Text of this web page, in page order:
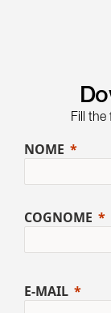
Fill the
NOME
COGNOME
E-MAIL